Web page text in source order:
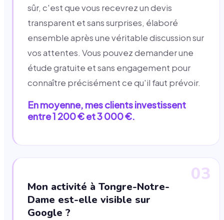
sûr, c'est que vous recevrez un devis
transparent et sans surprises, élaboré
ensemble après une véritable discussion sur
vos attentes. Vous pouvez demander une
étude gratuite et sans engagement pour
connaître précisément ce qu'il faut prévoir.
En moyenne, mes clients investissent
entre 1 200 € et 3 000 €.
03
Mon activité à Tongre-Notre-
Dame est-elle visible sur
Google ?